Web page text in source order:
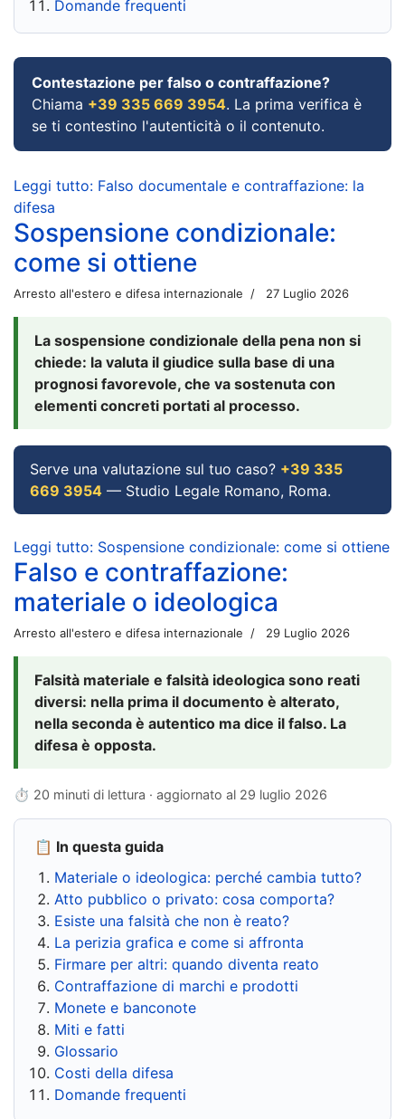
Domande frequenti
Contestazione per falso o contraffazione?
Chiama +39 335 669 3954. La prima verifica è
se ti contestino l'autenticità o il contenuto.
Leggi tutto: Falso documentale e contraffazione: la
difesa
Sospensione condizionale:
come si ottiene
Arresto all'estero e difesa internazionale 27 Luglio 2026
La sospensione condizionale della pena non si
chiede: la valuta il giudice sulla base di una
prognosi favorevole, che va sostenuta con
elementi concreti portati al processo.
Serve una valutazione sul tuo caso? +39 335
669 3954 — Studio Legale Romano, Roma.
Leggi tutto: Sospensione condizionale: come si ottiene
Falso e contraffazione:
materiale o ideologica
Arresto all'estero e difesa internazionale 29 Luglio 2026
Falsità materiale e falsità ideologica sono reati
diversi: nella prima il documento è alterato,
nella seconda è autentico ma dice il falso. La
difesa è opposta.
⏱ 20 minuti di lettura · aggiornato al 29 luglio 2026
📋 In questa guida
Materiale o ideologica: perché cambia tutto?
Atto pubblico o privato: cosa comporta?
Esiste una falsità che non è reato?
La perizia grafica e come si affronta
Firmare per altri: quando diventa reato
Contraffazione di marchi e prodotti
Monete e banconote
Miti e fatti
Glossario
Costi della difesa
Domande frequenti